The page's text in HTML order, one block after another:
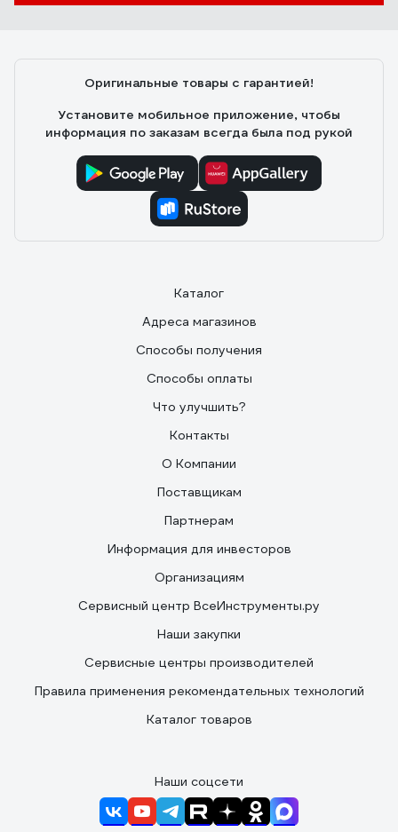
Оригинальные товары с гарантией!
Установите мобильное приложение, чтобы
информация по заказам всегда была под рукой
Каталог
Адреса магазинов
Способы получения
Способы оплаты
Что улучшить?
Контакты
О Компании
Поставщикам
Партнерам
Информация для инвесторов
Организациям
Сервисный центр ВсеИнструменты.ру
Наши закупки
Сервисные центры производителей
Правила применения рекомендательных технологий
Каталог товаров
Наши соцсети